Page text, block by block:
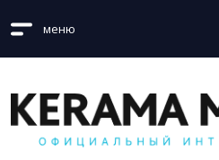
меню